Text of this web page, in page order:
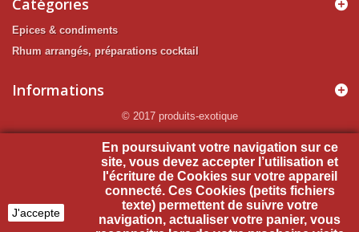
Catégories
Epices & condiments
Rhum arrangés, préparations cocktail
Informations
© 2017 produits-exotique
Informations sur votre boutique
J'accepte
En poursuivant votre navigation sur ce
site, vous devez accepter l’utilisation et
l'écriture de Cookies sur votre appareil
connecté. Ces Cookies (petits fichiers
texte) permettent de suivre votre
navigation, actualiser votre panier, vous